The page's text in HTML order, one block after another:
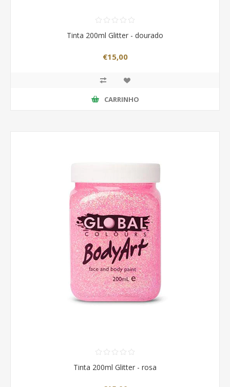
Tinta 200ml Glitter - dourado
€15,00
CARRINHO
Tinta 200ml Glitter - rosa